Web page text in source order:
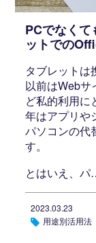
PCでなく
ットでの
タブレットは
以前はWebサ
ど私的利用に
年はアプリや
パソコンの代
す。
とはいえ、
2023.03.23
用途別活用法